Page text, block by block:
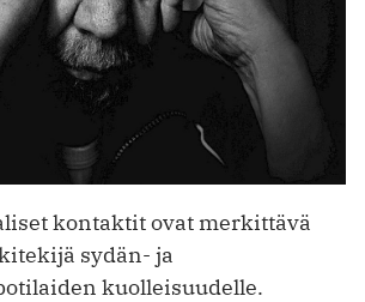
kontaktit ovat merkittävä
sydän- ja
kuolleisuudelle.